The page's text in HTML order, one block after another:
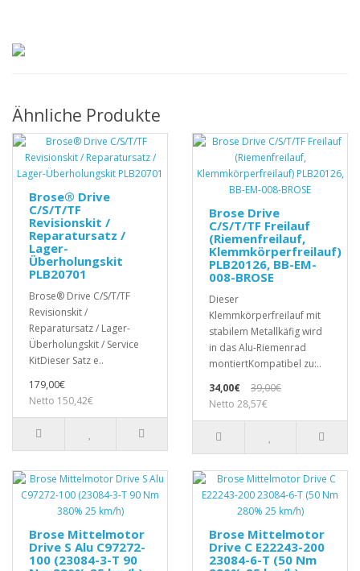
Ähnliche Produkte
Brose® Drive
C/S/T/TF
Revisionskit /
Reparatursatz /
Lager-
Überholungskit
PLB20701
Brose® Drive C/S/T/TF
Revisionskit /
Reparatursatz / Lager-
Überholungskit / Service
KitDieser Satz e..
179,00€
Netto 150,42€
Brose Drive
C/S/T/TF Freilauf
(Riemenfreilauf,
Klemmkörperfreilauf)
PLB20126, BB-EM-
008-BROSE
Dieser
Klemmkörperfreilauf mit
stabilem Metallkäfig wird
in das Alu-Riemenrad
montiertKompatibel zu:..
34,00€
39,00€
Netto 28,57€
Brose Mittelmotor
Drive S Alu C97272-
100 (23084-3-T 90
Brose Mittelmotor
Drive C E22243-200
23084-6-T (50 Nm